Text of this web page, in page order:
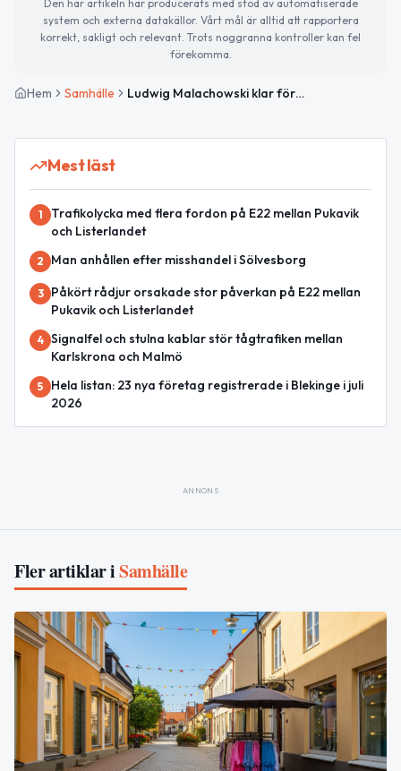
Den här artikeln har producerats med stöd av automatiserade
system och externa datakällor. Vårt mål är alltid att rapportera
korrekt, sakligt och relevant. Trots noggranna kontroller kan fel
förekomma.
Hem Samhälle Ludwig Malachowski klar för FC Basel
Mest läst
1
Trafikolycka med flera fordon på E22 mellan Pukavik
och Listerlandet
2 Man anhållen efter misshandel i Sölvesborg
3
Påkört rådjur orsakade stor påverkan på E22 mellan
Pukavik och Listerlandet
4 Signalfel och stulna kablar stör tågtrafiken mellan
Karlskrona och Malmö
5
Hela listan: 23 nya företag registrerade i Blekinge i juli
2026
ANNONS
Fler artiklar iSamhälle